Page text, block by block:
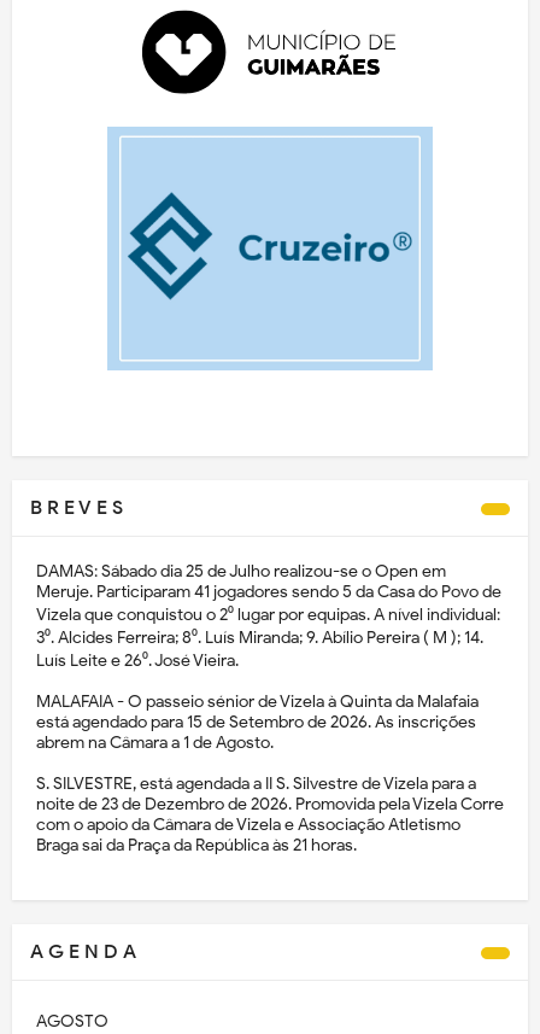
B R E V E S
DAMAS: Sábado dia 25 de Julho realizou-se o Open em
Meruje. Participaram 41 jogadores sendo 5 da Casa do Povo de
Vizela que conquistou o 2⁰ lugar por equipas. A nível individual:
3⁰. Alcides Ferreira; 8⁰. Luís Miranda; 9. Abílio Pereira ( M ); 14.
Luís Leite e 26⁰. José Vieira.
MALAFAIA - O passeio sénior de Vizela à Quinta da Malafaia
está agendado para 15 de Setembro de 2026. As inscrições
abrem na Câmara a 1 de Agosto.
S. SILVESTRE, está agendada a II S. Silvestre de Vizela para a
noite de 23 de Dezembro de 2026. Promovida pela Vizela Corre
com o apoio da Câmara de Vizela e Associação Atletismo
Braga sai da Praça da República às 21 horas.
A G E N D A
AGOSTO